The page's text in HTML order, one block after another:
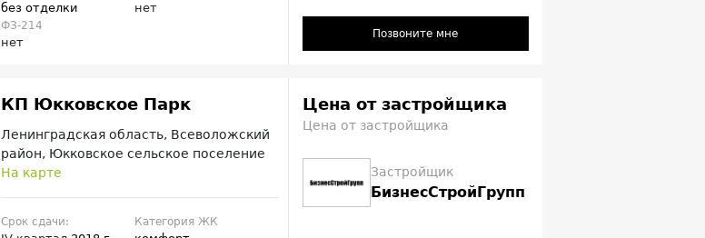
без отделки нет
ФЗ-214
нет
Позвоните мне
КП Юкковское Парк
Ленинградская область, Всеволожский
район, Юкковское сельское поселение
На карте
Срок сдачи: Категория ЖК
Цена от застройщика
Цена от застройщика
Застройщик
БизнесСтройГрупп